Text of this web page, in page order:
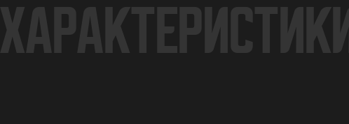
ХАРАКТЕРИСТИКИ